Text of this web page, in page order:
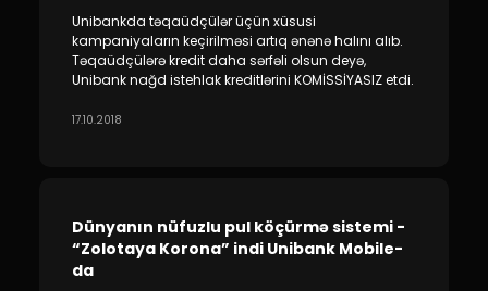
Unibankda təqaüdçülər üçün xüsusi
kampaniyaların keçirilməsi artıq ənənə halını alıb.
Təqaüdçülərə kredit daha sərfəli olsun deyə,
Unibank nağd istehlak kreditlərini KOMİSSİYASIZ etdi.
17.10.2018
Dünyanın nüfuzlu pul köçürmə sistemi -
“Zolotaya Korona” indi Unibank Mobile-
da